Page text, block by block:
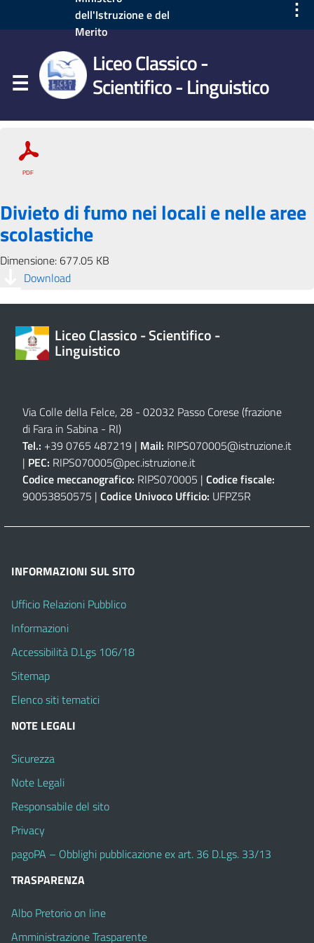
dell'Istruzione e del
Merito
⋮
Liceo Classico -
Scientifico - Linguistico
Divieto di fumo nei locali e nelle aree
scolastiche
Dimensione: 677.05 KB
Download
Liceo Classico - Scientifico -
Linguistico
Via Colle della Felce, 28 - 02032 Passo Corese (frazione
di Fara in Sabina - RI)
Tel.: +39 0765 487219 | Mail: RIPS070005@istruzione.it
| PEC: RIPS070005@pec.istruzione.it
Codice meccanografico: RIPS070005 | Codice fiscale:
90053850575 | Codice Univoco Ufficio: UFPZ5R
INFORMAZIONI SUL SITO
Ufficio Relazioni Pubblico
Informazioni
Accessibilità D.Lgs 106/18
Sitemap
Elenco siti tematici
NOTE LEGALI
Sicurezza
Note Legali
Responsabile del sito
Privacy
pagoPA – Obblighi pubblicazione ex art. 36 D.Lgs. 33/13
TRASPARENZA
Albo Pretorio on line
Amministrazione Trasparente